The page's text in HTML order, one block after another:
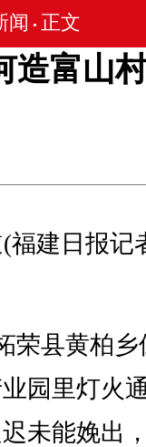
闻 • 正文
造富山
建日报记
县黄柏乡
园里灯火
未能娩出